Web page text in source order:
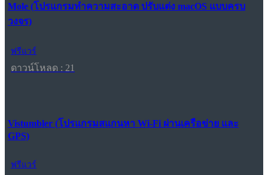
Mole (โปรแกรมทำความสะอาด ปรับแต่ง macOS แบบครบ
วงจร)
ฟรีแวร์
ดาวน์โหลด : 21
Vistumbler (โปรแกรมสแกนหา Wi-Fi ผ่านเครือข่าย และ
GPS)
ฟรีแวร์